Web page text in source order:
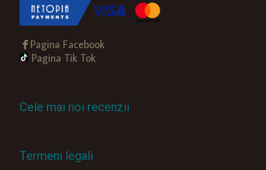
Pagina Facebook
Pagina Tik Tok
Cele mai noi recenzii
Termeni legali